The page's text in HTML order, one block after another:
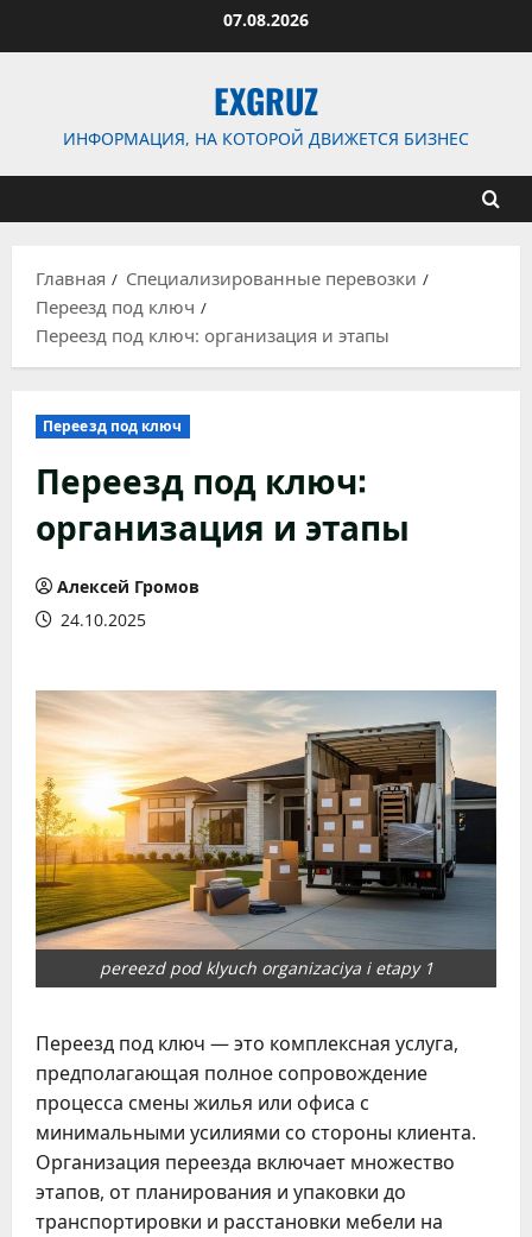
07.08.2026
EXGRUZ
ИНФОРМАЦИЯ, НА КОТОРОЙ ДВИЖЕТСЯ БИЗНЕС
Главная
Специализированные перевозки
Переезд под ключ
Переезд под ключ: организация и этапы
Переезд под ключ
Переезд под ключ:
организация и этапы
Алексей Громов
24.10.2025
pereezd pod klyuch organizaciya i etapy 1
Переезд под ключ — это комплексная услуга,
предполагающая полное сопровождение
процесса смены жилья или офиса с
минимальными усилиями со стороны клиента.
Организация переезда включает множество
этапов, от планирования и упаковки до
транспортировки и расстановки мебели на